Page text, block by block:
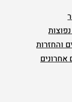
והחזרות
אחרונים